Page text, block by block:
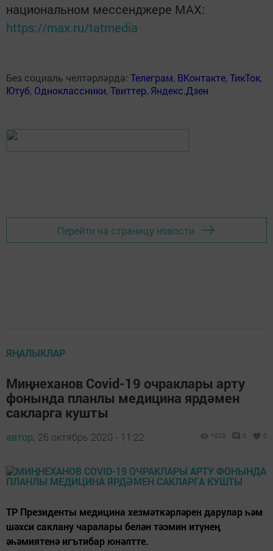
национальном мессенджере MАХ:
https://max.ru/tatmedia
Без социаль челтәрләрдә: Телеграм, ВКонтакте,ТикТок,
Ютуб, Одноклассники,Твиттер, Яндекс.Дзен
Перейти на страницу новости
ЯҢАЛЫКЛАР
Миңнеханов Covid-19 очраклары арту
фонында планлы медицина ярдәмен
сакларга кушты
автор, 26 октябрь 2020 - 11:22 1023 0 0
ТР Президенты медицина хезмәткәрләрен дарулар һәм
шәхси саклану чаралары белән тәэмин итүнең
әһәмиятенә игътибар юнәлтте.